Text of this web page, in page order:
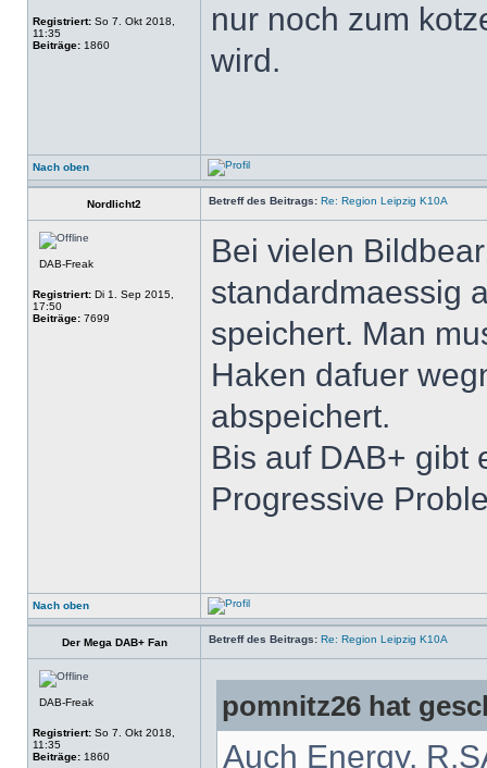
Registriert: So 7. Okt 2018,
11:35
Beiträge: 1860
nur noch zum
wird.
Nach oben
Nordlicht2 Betreff des Beitrags: Re: Region Leipzig K10A
DAB-Freak
Registriert: Di 1. Sep 2015,
17:50
Beiträge: 7699
Bei vielen
standardmaessig
speichert. Man
Haken dafuer
abspeichert.
Bis auf DAB+ gibt
Progressive
Nach oben
Der Mega DAB+ Fan Betreff des Beitrags: Re: Region Leipzig K10A
DAB-Freak
Registriert: So 7. Okt 2018,
11:35
Beiträge: 1860
pomnitz26 hat
Auch Energy,